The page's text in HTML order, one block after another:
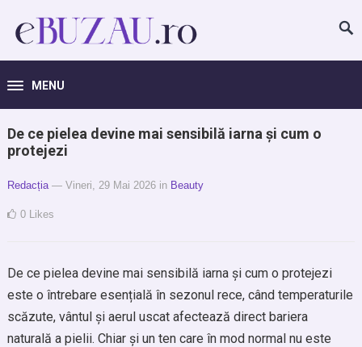
MENU
De ce pielea devine mai sensibilă iarna și cum o
protejezi
Redacția — Vineri, 29 Mai 2026 in Beauty
0 Likes
De ce pielea devine mai sensibilă iarna și cum o protejezi
este o întrebare esențială în sezonul rece, când temperaturile
scăzute, vântul și aerul uscat afectează direct bariera
naturală a pielii. Chiar și un ten care în mod normal nu este